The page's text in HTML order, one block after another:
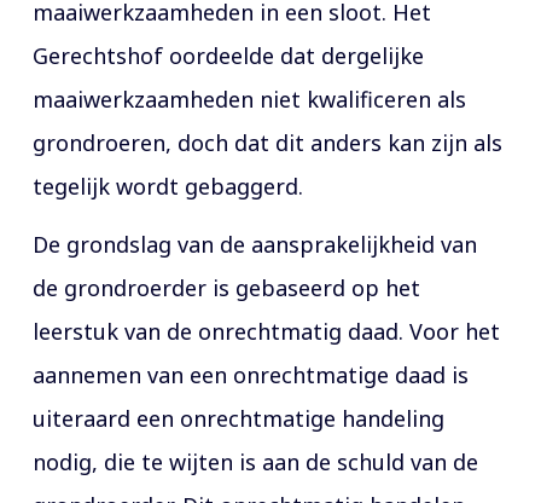
maaiwerkzaamheden in een sloot. Het
Gerechtshof oordeelde dat dergelijke
maaiwerkzaamheden niet kwalificeren als
grondroeren, doch dat dit anders kan zijn als
tegelijk wordt gebaggerd.
De grondslag van de aansprakelijkheid van
de grondroerder is gebaseerd op het
leerstuk van de onrechtmatig daad. Voor het
aannemen van een onrechtmatige daad is
uiteraard een onrechtmatige handeling
nodig, die te wijten is aan de schuld van de